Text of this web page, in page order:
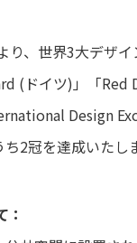
り、世界3大デザ
(ドイツ)」「
Design
2冠を達成いたし